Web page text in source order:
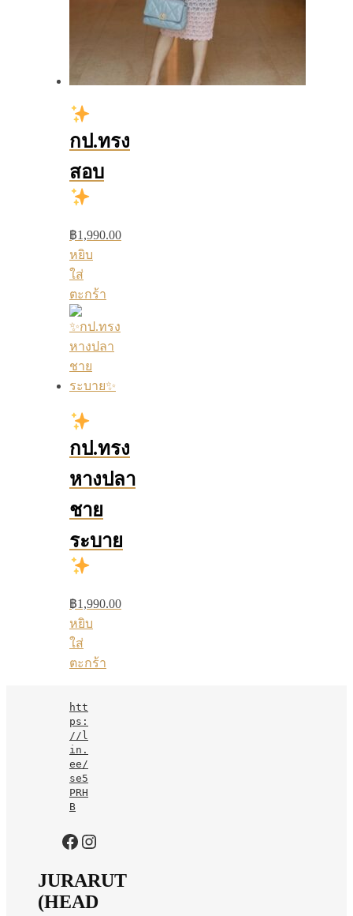
กป.ทรง
สอบ
฿1,990.00
หยิบ
ใส่
ตะกร้า
กป.ทรง
หางปลา
ชาย
ระบาย
฿1,990.00
หยิบ
ใส่
ตะกร้า
htt
ps:
//l
in.
ee/
se5
PRH
B
https://www.facebook.com/jurarutofficial?mibextid=LQQJ4d
Instagram
JURARUT
(HEAD